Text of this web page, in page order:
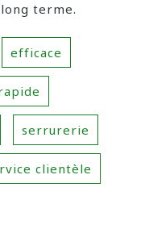
terme.
efficace
serrurerie
clientèle